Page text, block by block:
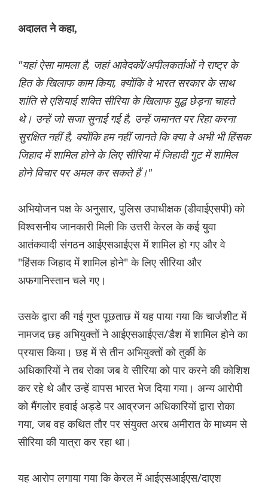
अदालत ने कहा,
"यहां ऐसा मामला है, जहां आवेदकों/अपीलकर्ताओं ने राष्ट्र के
हित के खिलाफ काम किया, क्योंकि वे भारत सरकार के साथ
शांति से एशियाई शक्ति सीरिया के खिलाफ युद्ध छेड़ना चाहते
थे। उन्हें जो सजा सुनाई गई है, उन्हें जमानत पर रिहा करना
सुरक्षित नहीं है, क्योंकि हम नहीं जानते कि क्या वे अभी भी हिंसक
जिहाद में शामिल होने के लिए सीरिया में जिहादी गुट में शामिल
होने विचार पर अमल कर सकते हैं।"
अभियोजन पक्ष के अनुसार, पुलिस उपाधीक्षक (डीवाईएसपी) को
विश्वसनीय जानकारी मिली कि उत्तरी केरल के कई युवा
आतंकवादी संगठन आईएसआईएस में शामिल हो गए और वे
"हिंसक जिहाद में शामिल होने" के लिए सीरिया और
अफगानिस्तान चले गए।
उसके द्वारा की गई गुप्त पूछताछ में यह पाया गया कि चार्जशीट में
नामजद छह अभियुक्तों ने आईएसआईएस/डैश में शामिल होने का
प्रयास किया। छह में से तीन अभियुक्तों को तुर्की के
अधिकारियों ने तब रोका जब वे सीरिया को पार करने की कोशिश
कर रहे थे और उन्हें वापस भारत भेज दिया गया। अन्य आरोपी
को मैंगलोर हवाई अड्डे पर आव्रजन अधिकारियों द्वारा रोका
गया, जब वह कथित तौर पर संयुक्त अरब अमीरात के माध्यम से
सीरिया की यात्रा कर रहा था।
यह आरोप लगाया गया कि केरल में आईएसआईएस/दाएश